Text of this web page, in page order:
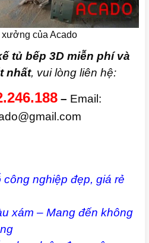
của Acado
tủ bếp 3D miễn phí và
nhất, vui lòng liên hệ:
– Email:
nghiệp đẹp, giá rẻ
xám – Mang đến không